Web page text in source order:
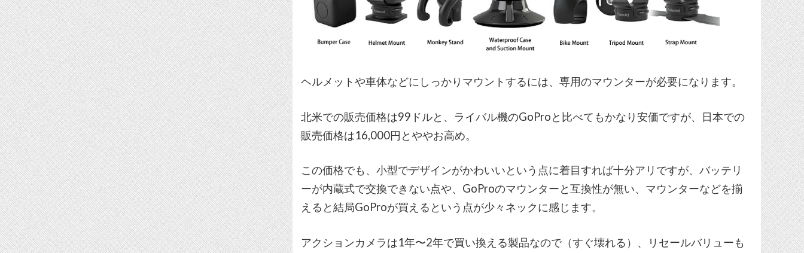
ヘルメットや車体などにしっかりマウントするには、専用のマウンターが必要になります。
北米での販売価格は99ドルと、ライバル機のGoProと比べてもかなり安価ですが、日本での
販売価格は16,000円とややお高め。
この価格でも、小型でデザインがかわいいという点に着目すれば十分アリですが、バッテリ
ーが内蔵式で交換できない点や、GoProのマウンターと互換性が無い、マウンターなどを揃
えると結局GoProが買えるという点が少々ネックに感じます。
アクションカメラは1年〜2年で買い換える製品なので（すぐ壊れる）、リセールバリューも